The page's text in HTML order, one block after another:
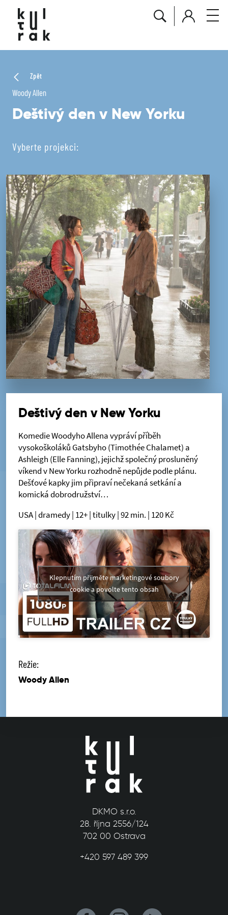
Zpět
Woody Allen
Deštivý den v New Yorku
Vyberte projekci:
Deštivý den v New Yorku
Komedie Woodyho Allena vypráví příběh
vysokoškoláků Gatsbyho (Timothée Chalamet) a
Ashleigh (Elle Fanning), jejichž společný prosluněný
víkend v New Yorku rozhodně nepůjde podle plánu.
Dešťové kapky jim připraví nečekaná setkání a
komická dobrodružství…
USA | dramedy | 12+ | titulky | 92 min. | 120 Kč
Klepnutím přijměte marketingové soubory
cookie a povolte tento obsah
Režie:
Woody Allen
DKMO s.r.o.
28. října 2556/124
702 00 Ostrava
+420 597 489 399